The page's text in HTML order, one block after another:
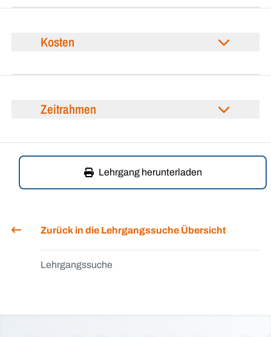
Kosten
Zeitrahmen
Lehrgang herunterladen
Zurück in die Lehrgangssuche Übersicht
Lehrgangssuche